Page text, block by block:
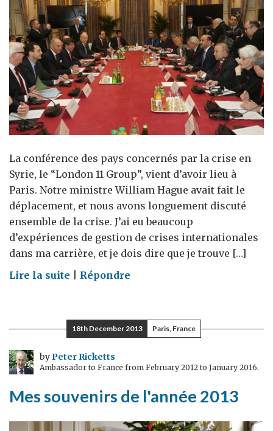
La conférence des pays concernés par la crise en
Syrie, le “London 11 Group”, vient d’avoir lieu à
Paris. Notre ministre William Hague avait fait le
déplacement, et nous avons longuement discuté
ensemble de la crise. J’ai eu beaucoup
d’expériences de gestion de crises internationales
dans ma carrière, et je dois dire que je trouve […]
Lire la suite on
Core
group
des
Amis
la
Répondre
18th December 2013 Paris, France
byPeter Ricketts
Ambassador to France from February 2012 to January 2016.
Mes souvenirs de l'année 2013